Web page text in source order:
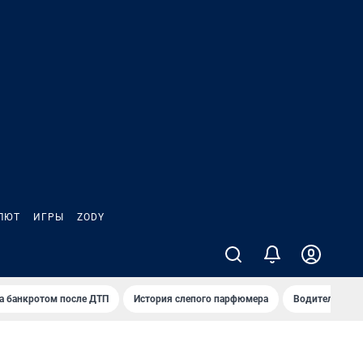
ИГРЫ ZODY
банкротом после ДТП История слепого парфюмера Водители